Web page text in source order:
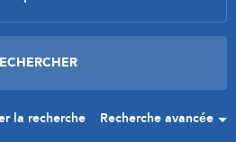
la recherche Recherche avancée